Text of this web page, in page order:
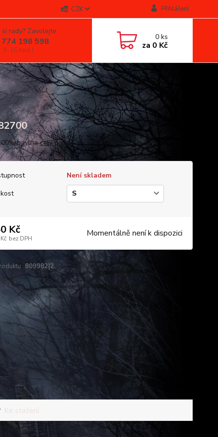
CZK Přihlášení
rady? Zavolejte.
198 598
9-16 hod.)
0ks
za 0 Kč
bavlnacelý popis
Není skladem
Kč
bez DPH Momentálně není k dispozici
809982|2
Ke stažení